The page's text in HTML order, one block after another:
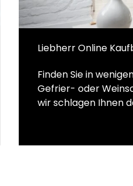
Liebherr Online
Finden Sie in
Gefrier- oder
wir schlagen Ihnen